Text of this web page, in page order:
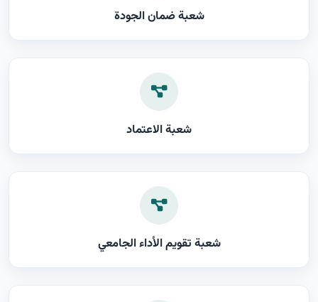
شعبة ضمان الجودة
شعبة الاعتماد
شعبة تقويم الأداء الجامعي